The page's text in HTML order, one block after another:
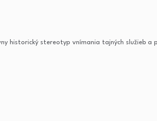
historický stereotyp vnímania tajných služieb